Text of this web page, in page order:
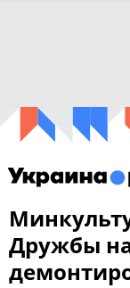
Дружбы